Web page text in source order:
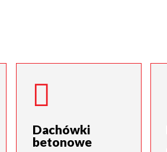
Dachówki
betonowe